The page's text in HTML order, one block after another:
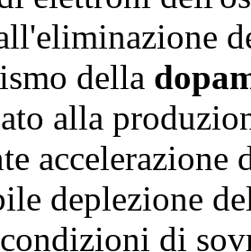
della
alla
deplezione
di